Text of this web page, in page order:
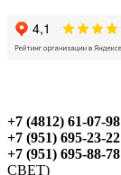
+7 (4812) 61-07-98
+7 (951) 695-23-22
+7 (951) 695-88-78
СВЕТ)